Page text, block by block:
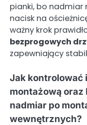
pianki, bo nadmiar
nacisk na
ważny krok
bezprogowych
zapewniający
Jak kontrolować
montażową
nadmiar po
wewnętrznych?